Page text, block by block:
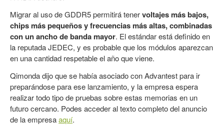
Migrar al uso de GDDR5 permitirá tenervoltajes más bajos,
chips más pequeños y frecuencias más altas, combinadas
con un ancho de banda mayor. El estándar está definido en
la reputada JEDEC, y es probable que los módulos aparezcan
en una cantidad respetable el año que viene.
Qimonda dijo que se había asociado con Advantest para ir
preparándose para ese lanzamiento, y la empresa espera
realizar todo tipo de pruebas sobre estas memorias en un
futuro cercano. Podes acceder al texto completo del anuncio
de la empresaaquí.